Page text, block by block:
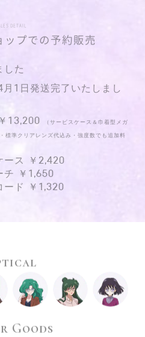
ップでの予約販売
標準クリアレンズ代込み・強度数でも追加料
ース ￥2,420
チ ￥1,650
ード ￥1,320
Goods